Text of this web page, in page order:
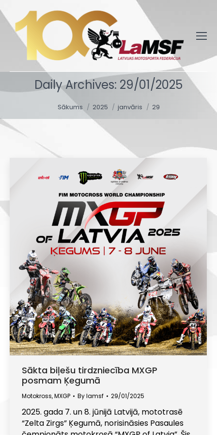
Daily Archives: 29/01/2025
You are here:
Sākums 2025 janvāris 29
Sākta biļešu tirdzniecība MXGP
posmam Ķegumā
Motokross,MXGP Bylamsf 29/01/2025
2025. gada 7. un 8. jūnijā Latvijā, mototrasē
“Zelta Zirgs” Ķegumā, norisināsies Pasaules